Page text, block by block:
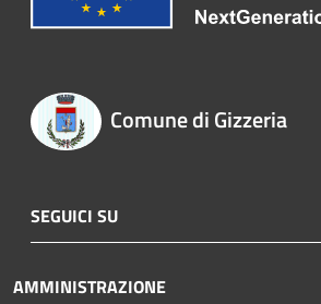
Comune di Gizzeria
SEGUICI SU
AMMINISTRAZIONE